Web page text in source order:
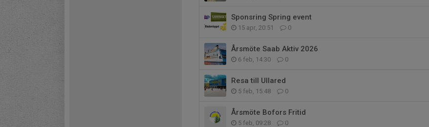
Sponsring Spring event
15 apr, 20:51 0
Årsmöte Saab Aktiv 2026
6 feb, 14:30 0
Resa till Ullared
5 feb, 15:48 0
Årsmöte Bofors Fritid
5 feb, 09:28 0